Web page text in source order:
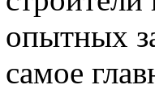
опытных
самое